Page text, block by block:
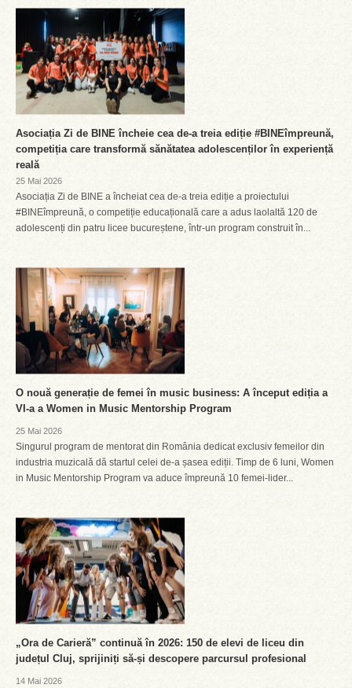
Asociația Zi de BINE încheie cea de-a treia ediție #BINEîmpreună,
competiția care transformă sănătatea adolescenților în experiență
reală
25 Mai 2026
Asociația Zi de BINE a încheiat cea de-a treia ediție a proiectului
#BINEîmpreună, o competiție educațională care a adus laolaltă 120 de
adolescenți din patru licee bucureștene, într-un program construit în...
O nouă generație de femei în music business: A început ediția a
VI-a a Women in Music Mentorship Program
25 Mai 2026
Singurul program de mentorat din România dedicat exclusiv femeilor din
industria muzicală dă startul celei de-a șasea ediții. Timp de 6 luni, Women
in Music Mentorship Program va aduce împreună 10 femei-lider...
„Ora de Carieră” continuă în 2026: 150 de elevi de liceu din
județul Cluj, sprijiniți să-și descopere parcursul profesional
14 Mai 2026